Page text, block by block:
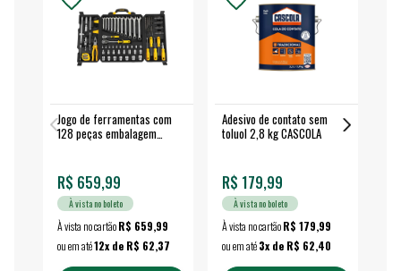
Jogo de ferramentas com
128 peças embalagem
R$ 659,99
À vista no boleto
À vista no cartãoR$ 659,99
ou em até12x de R$ 62,37
Adesivo de contato sem
toluol 2,8 kg CASCOLA
R$ 179,99
À vista no boleto
À vista no cartãoR$ 179,99
ou em até3x de R$ 62,40